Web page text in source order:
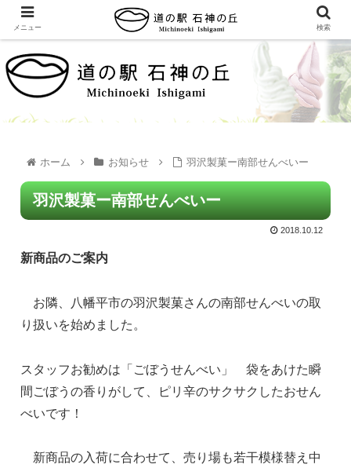
ホーム お知らせ 羽沢製菓ー南部せんべいー
羽沢製菓ー南部せんべいー
2018.10.12
新商品のご案内
お隣、八幡平市の羽沢製菓さんの南部せんべいの取
り扱いを始めました。
スタッフお勧めは「ごぼうせんべい」 袋をあけた瞬
間ごぼうの香りがして、ピリ辛のサクサクしたおせん
べいです！
新商品の入荷に合わせて、売り場も若干模様替え中
メニュー 検索